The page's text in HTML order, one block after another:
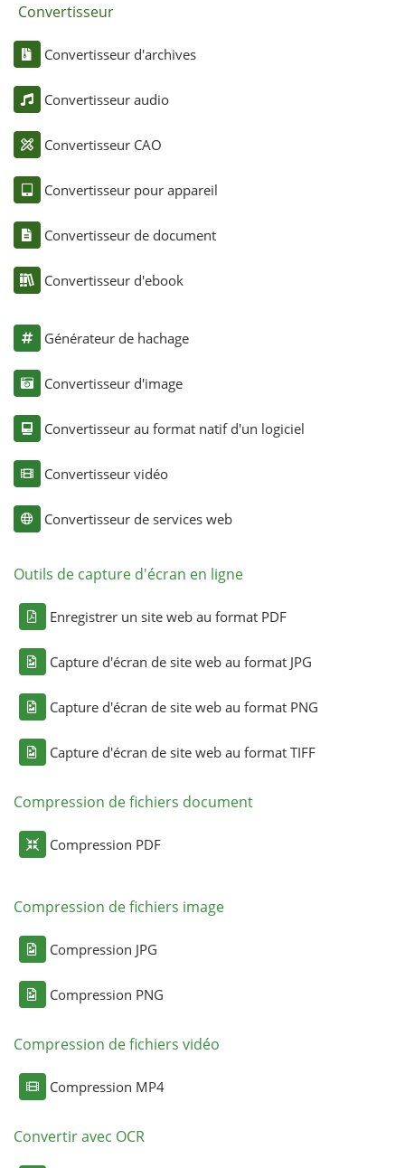
Convertisseur
Convertisseur d'archives
Convertisseur audio
Convertisseur CAO
Convertisseur pour appareil
Convertisseur de document
Convertisseur d'ebook
Générateur de hachage
Convertisseur d'image
Convertisseur au format natif d'un logiciel
Convertisseur vidéo
Convertisseur de services web
Outils de capture d'écran en ligne
Enregistrer un site web au format PDF
Capture d'écran de site web au format JPG
Capture d'écran de site web au format PNG
Capture d'écran de site web au format TIFF
Compression de fichiers document
Compression PDF
Compression de fichiers image
Compression JPG
Compression PNG
Compression de fichiers vidéo
Compression MP4
Convertir avec OCR